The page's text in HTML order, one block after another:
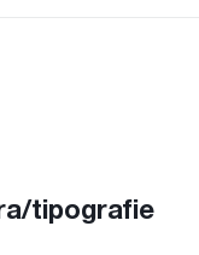
tipografie